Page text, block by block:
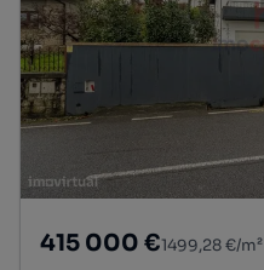
415 000 €1499,28 €/m²